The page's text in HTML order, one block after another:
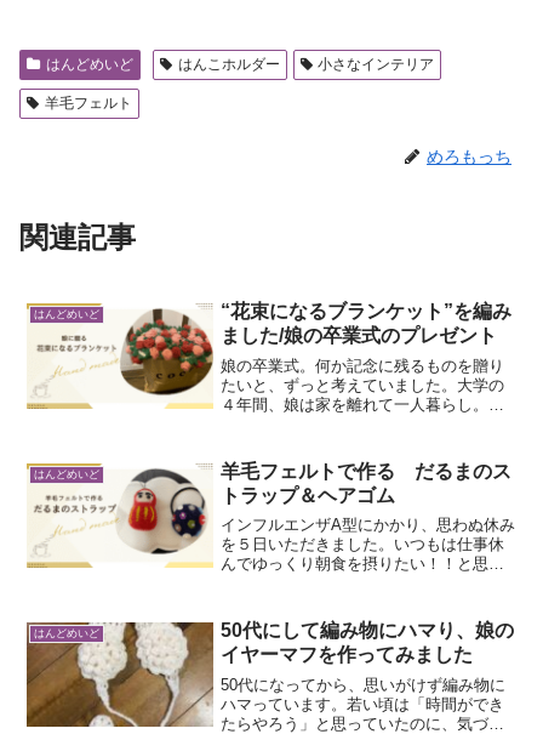
はんどめいど はんこホルダー 小さなインテリア
羊毛フェルト
めろもっち
関連記事
はんどめいど
“花束になるブランケット”を編み
ました/娘の卒業式のプレゼント
娘の卒業式。何か記念に残るものを贈り
たいと、ずっと考えていました。大学の
４年間、娘は家を離れて一人暮らし。無
っかくなら「その後も使えるもの」がい
いなと思って思いついたの...
はんどめいど
羊毛フェルトで作る だるまのス
トラップ＆ヘアゴム
インフルエンザA型にかかり、思わぬ休み
を５日いただきました。いつもは仕事休
んでゆっくり朝食を摂りたい！！と思っ
っていることに気が付きました。食パン
とコーヒーとバナナ。休...
はんどめいど
50代にして編み物にハマり、娘の
イヤーマフを作ってみました
50代になってから、思いがけず編み物に
ハマっています。若い頃は「時間ができ
たらやろう」と思っていたのに、気づけ